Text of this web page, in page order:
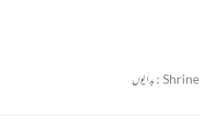
Shrine : بدایوں